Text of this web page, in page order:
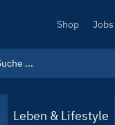
Secondary
Shop Jobs
Leben & Lifestyle